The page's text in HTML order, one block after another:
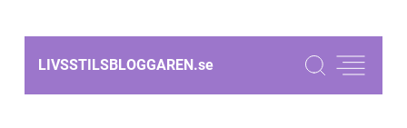
LIVSSTILSBLOGGAREN.se